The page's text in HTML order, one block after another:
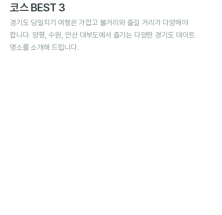
코스 BEST 3
경기도 당일치기 여행은 가깝고 볼거리와 즐길 거리가 다양해야
합니다. 양평, 수원, 안산 대부도에서 즐기는 다양한 경기도 데이트
명소를 소개해 드립니다.